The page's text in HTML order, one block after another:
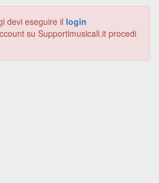
devi eseguire il login
su Supportimusicali.it procedi